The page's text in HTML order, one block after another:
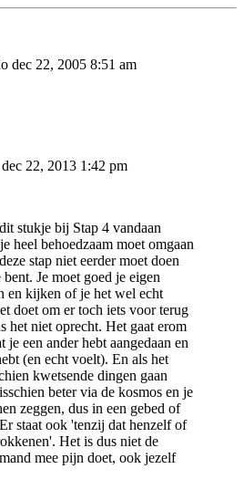
dec 22, 2005 8:51 am
22, 2013 1:42 pm
stukje bij Stap 4 vandaan
heel behoedzaam moet omgaan
stap niet eerder moet doen
Je moet goed je eigen
en kijken of je het wel echt
doet om er toch iets voor terug
het niet oprecht. Het gaat erom
je een ander hebt aangedaan en
(en echt voelt). En als het
kwetsende dingen gaan
beter via de kosmos en je
zeggen, dus in een gebed of
staat ook 'tenzij dat henzelf of
Het is dus niet de
mee pijn doet, ook jezelf